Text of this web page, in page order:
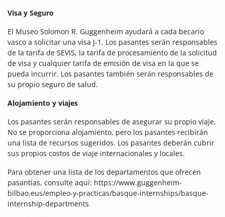
Visa y Seguro
El Museo Solomon R. Guggenheim ayudará a cada becario
vasco a solicitar una visa J-1. Los pasantes serán responsables
de la tarifa de SEVIS, la tarifa de procesamiento de la solicitud
de visa y cualquier tarifa de emisión de visa en la que se
pueda incurrir. Los pasantes también serán responsables de
su propio seguro de salud.
Alojamiento y viajes
Los pasantes serán responsables de asegurar su propio viaje.
No se proporciona alojamiento, pero los pasantes recibirán
una lista de recursos sugeridos. Los pasantes deberán cubrir
sus propios costos de viaje internacionales y locales.
Para obtener una lista de los departamentos que ofrecen
pasantías, consulte aquí: https://www.guggenheim-
bilbao.eus/empleo-y-practicas/basque-internships/basque-
internship-departments